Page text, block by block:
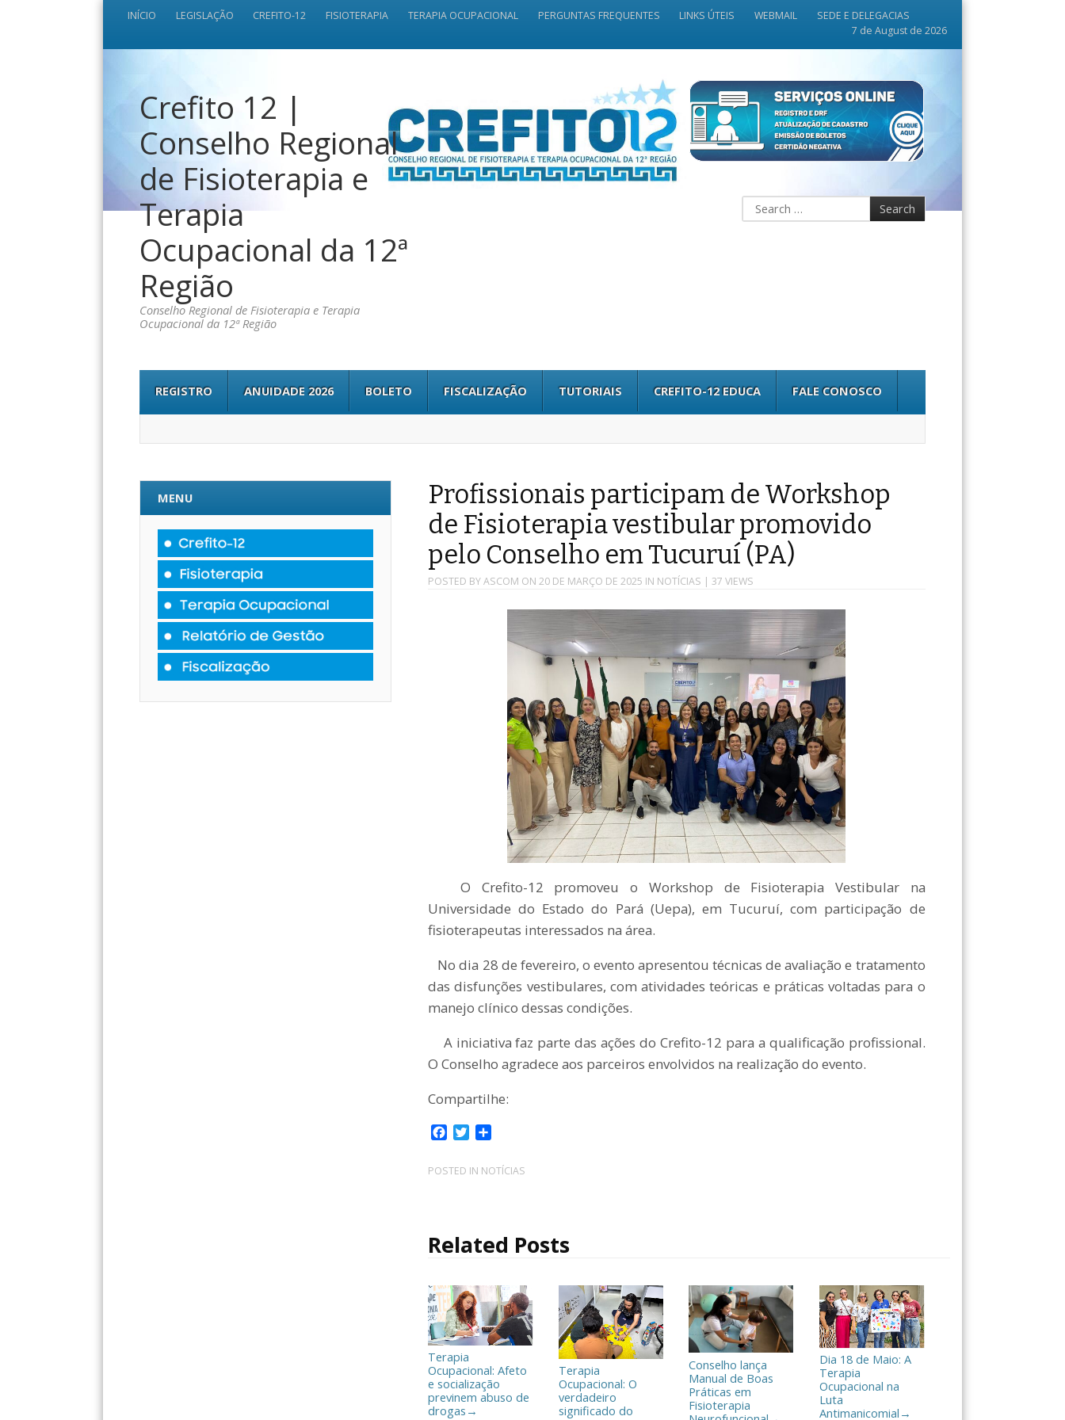
INÍCIO LEGISLAÇÃO CREFITO-12 FISIOTERAPIA TERAPIA OCUPACIONAL PERGUNTAS FREQUENTES LINKS ÚTEIS WEBMAIL
SEDE E DELEGACIAS
7 de August de 2026
Crefito 12 |
Conselho Regional
de Fisioterapia e
Terapia
Ocupacional da 12ª
Região
Conselho Regional de Fisioterapia e Terapia
Ocupacional da 12ª Região
REGISTRO ANUIDADE 2026 BOLETO FISCALIZAÇÃO TUTORIAIS CREFITO-12 EDUCA FALE CONOSCO
Profissionais participam de Workshop
de Fisioterapia vestibular promovido
pelo Conselho em Tucuruí (PA)
POSTED BYASCOM ON 20 DE MARÇO DE 2025 IN NOTÍCIAS | 37 VIEWS
O Crefito-12 promoveu o Workshop de Fisioterapia Vestibular na
Universidade do Estado do Pará (Uepa), em Tucuruí, com participação de
fisioterapeutas interessados na área.
No dia 28 de fevereiro, o evento apresentou técnicas de avaliação e tratamento
das disfunções vestibulares, com atividades teóricas e práticas voltadas para o
manejo clínico dessas condições.
A iniciativa faz parte das ações do Crefito-12 para a qualificação profissional.
O Conselho agradece aos parceiros envolvidos na realização do evento.
Compartilhe:
c
e
k
i
t
m
p
i
a
r
POSTED IN NOTÍCIAS
Related Posts
Terapia
Ocupacional: Afeto
e socialização
previnem abuso de
drogas →
Terapia
Ocupacional: O
verdadeiro
significado do
Conselho lança
Manual de Boas
Práticas em
Fisioterapia
Dia 18 de Maio: A
Terapia
Ocupacional na
Luta
Antimanicomial →
MENU